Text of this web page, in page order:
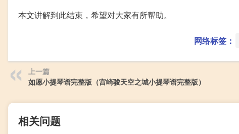
本文讲解到此结束，希望对大家有所帮助。
网络标签：
上一篇
如愿小提琴谱完整版（宫崎骏天空之城小提琴谱完整版）
相关问题